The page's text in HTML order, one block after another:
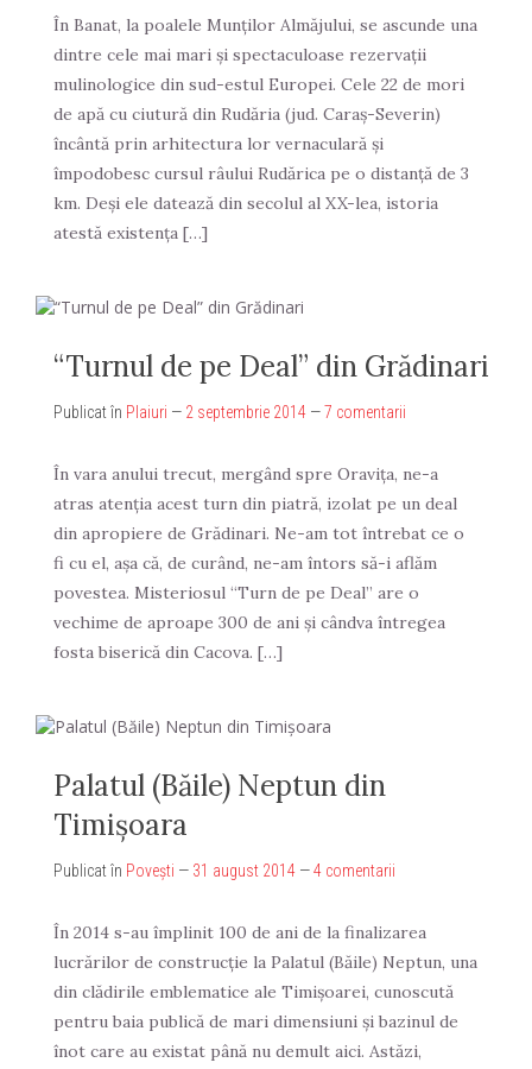
În Banat, la poalele Munților Almăjului, se ascunde una
dintre cele mai mari și spectaculoase rezervații
mulinologice din sud-estul Europei. Cele 22 de mori
de apă cu ciutură din Rudăria (jud. Caraș-Severin)
încântă prin arhitectura lor vernaculară și
împodobesc cursul râului Rudărica pe o distanță de 3
km. Deși ele datează din secolul al XX-lea, istoria
atestă existența […]
“Turnul de pe Deal” din Grădinari
Publicat în Plaiuri — 2 septembrie 2014 —7 comentarii
În vara anului trecut, mergând spre Oraviţa, ne-a
atras atenţia acest turn din piatră, izolat pe un deal
din apropiere de Grădinari. Ne-am tot întrebat ce o
fi cu el, aşa că, de curând, ne-am întors să-i aflăm
povestea. Misteriosul “Turn de pe Deal” are o
vechime de aproape 300 de ani şi cândva întregea
fosta biserică din Cacova. […]
Palatul (Băile) Neptun din
Timişoara
Publicat în Povești — 31 august 2014 —4 comentarii
În 2014 s-au împlinit 100 de ani de la finalizarea
lucrărilor de construcţie la Palatul (Băile) Neptun, una
din clădirile emblematice ale Timişoarei, cunoscută
pentru baia publică de mari dimensiuni şi bazinul de
înot care au existat până nu demult aici. Astăzi,